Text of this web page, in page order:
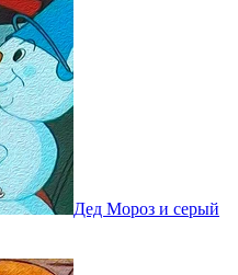
Дед Мороз и серый